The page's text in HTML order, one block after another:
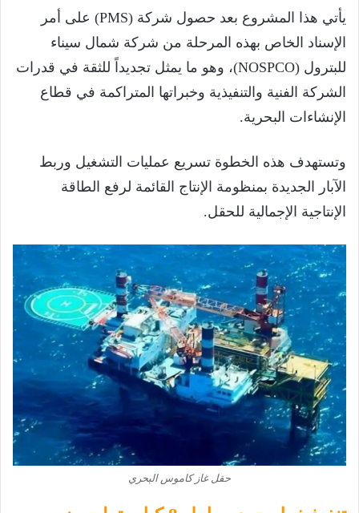
يأتي هذا المشروع بعد حصول شركة (PMS) على أمر
الإسناد الخاص بهذه المرحلة من شركة شمال سيناء
للبترول (NOSPCO)، وهو ما يمثل تجديداً للثقة في قدرات
الشركة الفنية والتنفيذية وخبراتها المتراكمة في قطاع
الإنشاءات البحرية.
وتستهدف هذه الخطوة تسريع عمليات التشغيل وربط
الآبار الجديدة بمنظومة الإنتاج القائمة لرفع الطاقة
الإنتاجية الإجمالية للحقل.
حقل غاز كاموس البحري